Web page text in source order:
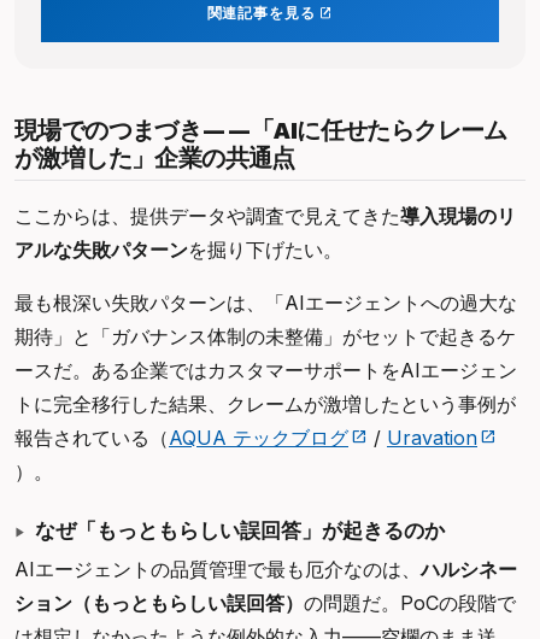
関連記事を見る
現場でのつまづき——「AIに任せたらクレーム
が激増した」企業の共通点
ここからは、提供データや調査で見えてきた導入現場のリ
アルな失敗パターンを掘り下げたい。
最も根深い失敗パターンは、「AIエージェントへの過大な
期待」と「ガバナンス体制の未整備」がセットで起きるケ
ースだ。ある企業ではカスタマーサポートをAIエージェン
トに完全移行した結果、クレームが激増したという事例が
報告されている（AQUA テックブログ / Uravation
）。
なぜ「もっともらしい誤回答」が起きるのか
AIエージェントの品質管理で最も厄介なのは、ハルシネー
ション（もっともらしい誤回答） の問題だ。PoCの段階で